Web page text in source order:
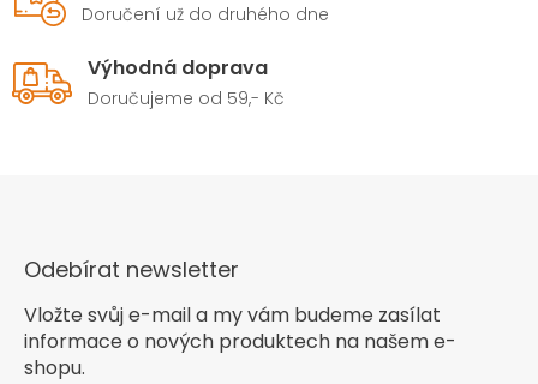
Doručení už do druhého dne
Výhodná doprava
Doručujeme od 59,- Kč
Odebírat newsletter
Vložte svůj e-mail a my vám budeme zasílat
informace o nových produktech na našem e-
shopu.